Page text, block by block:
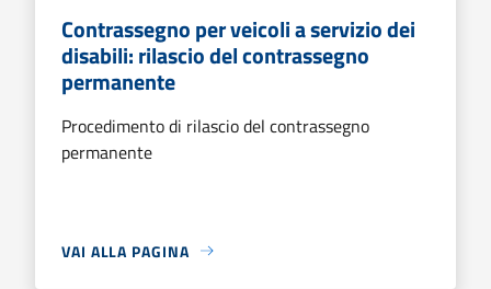
Contrassegno per veicoli a servizio dei
disabili: rilascio del contrassegno
permanente
Procedimento di rilascio del contrassegno
permanente
VAI ALLA PAGINA